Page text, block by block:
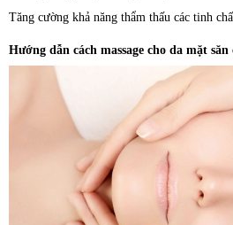
Tăng cường khả năng thẩm thấu các tinh
Hướng dẫn cách massage cho da mặt săn